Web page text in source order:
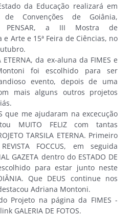
da Educação realizará em
Convenções de Goiânia,
PENSAR, a III Mostra de
Arte e 15ª Feira de Ciências, no
da ex-aluna da FIMES e
foi escolhido para ser
evento, depois de uma
mais alguns outros projetos
me ajudaram na excecução
MUITO FELIZ com tantas
TARSILA ETERNA. Primeiro
FOCCUS, em seguida
GAZETA dentro do ESTADO DE
para estar junto neste
Que DEUS continue nos
Adriana Montoni.
na página da FIMES -
GALERIA DE FOTOS.